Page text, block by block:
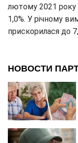
лютому 2021 року
1,0%. У річному
прискорилася до